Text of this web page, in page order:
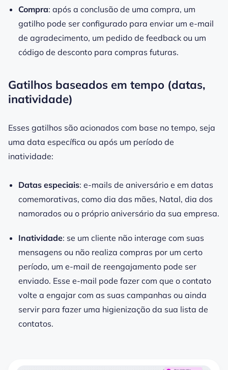
Compra: após a conclusão de uma compra, um
gatilho pode ser configurado para enviar um e-mail
de agradecimento, um pedido de feedback ou um
código de desconto para compras futuras.
Gatilhos baseados em tempo (datas,
inatividade)
Esses gatilhos são acionados com base no tempo, seja
uma data específica ou após um período de
inatividade:
Datas especiais: e-mails de aniversário e em datas
comemorativas, como dia das mães, Natal, dia dos
namorados ou o próprio aniversário da sua empresa.
Inatividade: se um cliente não interage com suas
mensagens ou não realiza compras por um certo
período, um e-mail de reengajamento pode ser
enviado. Esse e-mail pode fazer com que o contato
volte a engajar com as suas campanhas ou ainda
servir para fazer uma higienização da sua lista de
contatos.